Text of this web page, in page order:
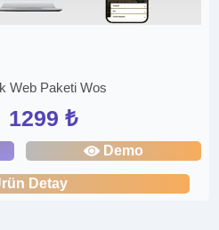
Web Paketi Wos
1299 ₺
Demo
Detay